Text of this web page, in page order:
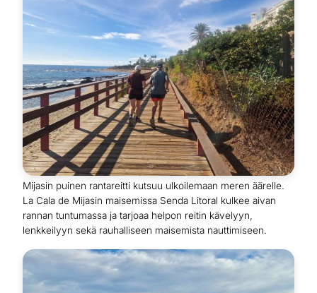
Mijasin puinen rantareitti kutsuu ulkoilemaan meren äärelle.
La Cala de Mijasin maisemissa Senda Litoral kulkee aivan
rannan tuntumassa ja tarjoaa helpon reitin kävelyyn,
lenkkeilyyn sekä rauhalliseen maisemista nauttimiseen.